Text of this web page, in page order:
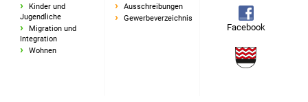
Haushalt & Infos
Wirtschaftsförderung
Kinder und
Jugendliche
Migration und
Integration
Wohnen
Ausschreibungen
Gewerbeverzeichnis
Facebook